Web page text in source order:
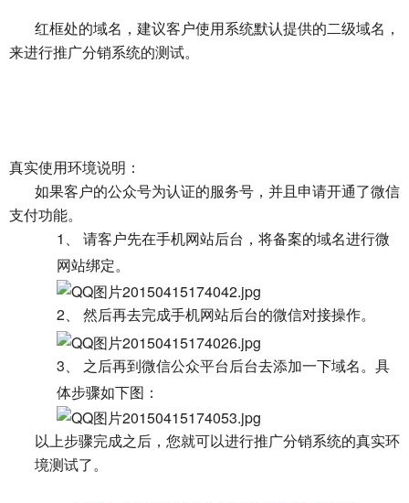
红框处的域名，建议客户使用系统默认提供的二级域名，
来进行推广分销系统的测试。
真实使用环境说明：
如果客户的公众号为认证的服务号，并且申请开通了微信
支付功能。
1、
请客户先在手机网站后台，将备案的域名进行微
网站绑定。
2、 然后再去完成手机网站后台的微信对接操作。
3、
之后再到微信公众平台后台去添加一下域名。具
体步骤如下图：
以上步骤完成之后，您就可以进行推广分销系统的真实环
境测试了。